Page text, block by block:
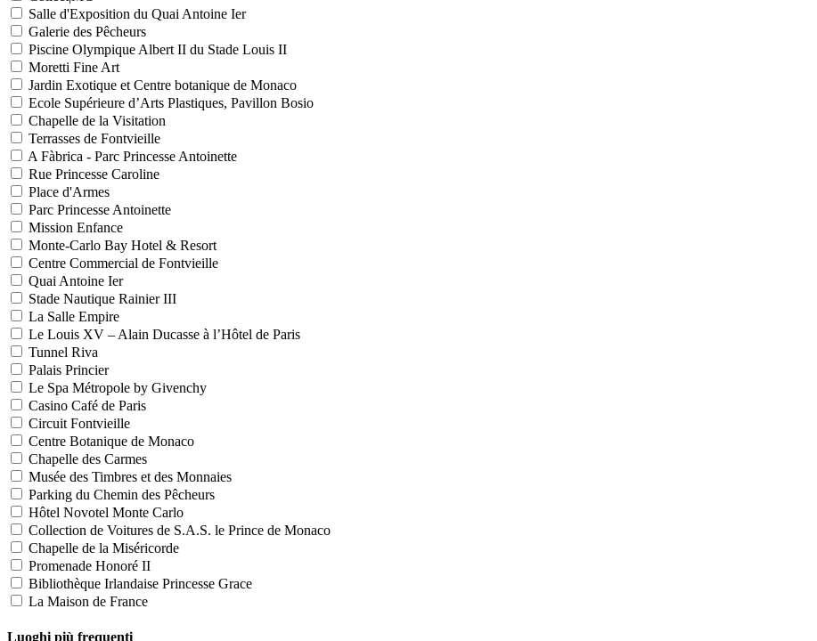
Salle d'Exposition du Quai Antoine Ier
Galerie des Pêcheurs
Piscine Olympique Albert II du Stade Louis II
Moretti Fine Art
Jardin Exotique et Centre botanique de Monaco
Ecole Supérieure d’Arts Plastiques, Pavillon Bosio
Chapelle de la Visitation
Terrasses de Fontvieille
A Fàbrica - Parc Princesse Antoinette
Rue Princesse Caroline
Place d'Armes
Parc Princesse Antoinette
Mission Enfance
Monte-Carlo Bay Hotel & Resort
Centre Commercial de Fontvieille
Quai Antoine Ier
Stade Nautique Rainier III
La Salle Empire
Le Louis XV – Alain Ducasse à l’Hôtel de Paris
Tunnel Riva
Palais Princier
Le Spa Métropole by Givenchy
Casino Café de Paris
Circuit Fontvieille
Centre Botanique de Monaco
Chapelle des Carmes
Musée des Timbres et des Monnaies
Parking du Chemin des Pêcheurs
Hôtel Novotel Monte Carlo
Collection de Voitures de S.A.S. le Prince de Monaco
Chapelle de la Miséricorde
Promenade Honoré II
Bibliothèque Irlandaise Princesse Grace
La Maison de France
Luoghi più frequenti